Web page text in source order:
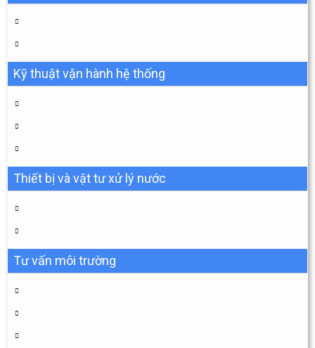
Kỹ thuật vận hành hệ thống
Thiết bị và vật tư xử lý nước
Tư vấn môi trường